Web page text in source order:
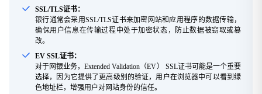
SSL/TLS证书：
银行通常会采用SSL/TLS证书来加密网站和应用程序的数据传输，
确保用户信息在传输过程中处于加密状态，防止数据被窃取或篡
改。
EV SSL证书：
对于网银业务，Extended Validation（EV） SSL证书可能是一个重要
选择，因为它提供了更高级别的验证，用户在浏览器中可以看到绿
色地址栏，增强用户对网站身份的信任。